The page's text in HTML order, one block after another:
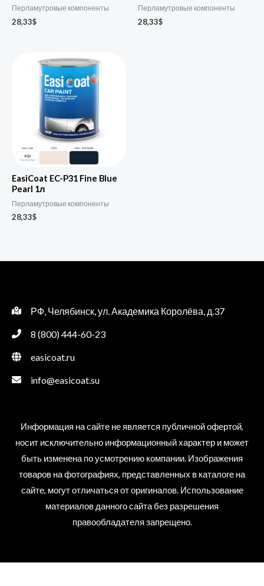
Перламутровые компоненты
28,33$
Перламутровые компоненты
28,33$
EasiCoat EC-P31 Fine Blue
Pearl 1л
Перламутровые компоненты
28,33$
РФ, Челябинск, ул. Академика Королёва, д.37
8 (800) 444-60-23
easicoat.ru
info@easicoat.su
Информация на сайте не является публичной офертой,
носит исключительно информационный характер и может
быть изменена по усмотрению компании. Изображения
товаров на фотографиях, представленных в каталоге на
сайте, могут отличаться от оригиналов. Использование
материалов данного сайта без разрешения
правообладателя запрещено.